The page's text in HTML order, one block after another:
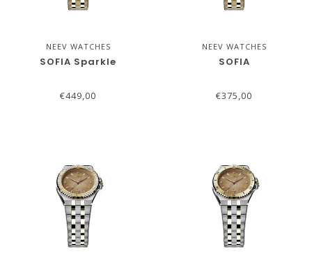
NEEV WATCHES
SOFIA Sparkle
€449,00
NEEV WATCHES
SOFIA
€375,00